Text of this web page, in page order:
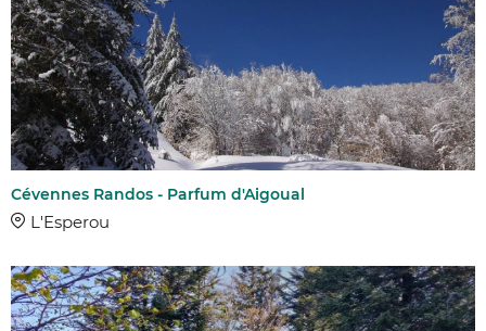
Cévennes Randos - Parfum d'Aigoual
L'Esperou